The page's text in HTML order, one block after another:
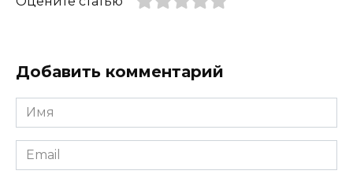
Добавить комментарий
Имя
*
Email
*